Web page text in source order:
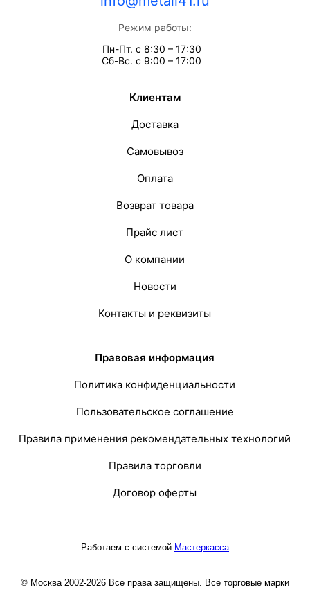
Режим работы:
Пн-Пт. с 8:30 – 17:30
Сб-Вс. с 9:00 – 17:00
Клиентам
Доставка
Самовывоз
Оплата
Возврат товара
Прайс лист
О компании
Новости
Контакты и реквизиты
Правовая информация
Политика конфиденциальности
Пользовательское соглашение
Правила применения рекомендательных технологий
Правила торговли
Договор оферты
Работаем с системой Мастеркасса
© Москва 2002-2026 Все права защищены. Все торговые марки